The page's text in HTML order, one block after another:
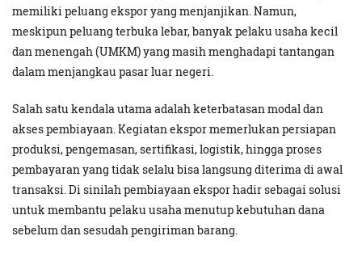
memiliki peluang ekspor yang menjanjikan. Namun,
meskipun peluang terbuka lebar, banyak pelaku usaha kecil
dan menengah (UMKM) yang masih menghadapi tantangan
dalam menjangkau pasar luar negeri.
Salah satu kendala utama adalah keterbatasan modal dan
akses pembiayaan. Kegiatan ekspor memerlukan persiapan
produksi, pengemasan, sertifikasi, logistik, hingga proses
pembayaran yang tidak selalu bisa langsung diterima di awal
transaksi. Di sinilah pembiayaan ekspor hadir sebagai solusi
untuk membantu pelaku usaha menutup kebutuhan dana
sebelum dan sesudah pengiriman barang.